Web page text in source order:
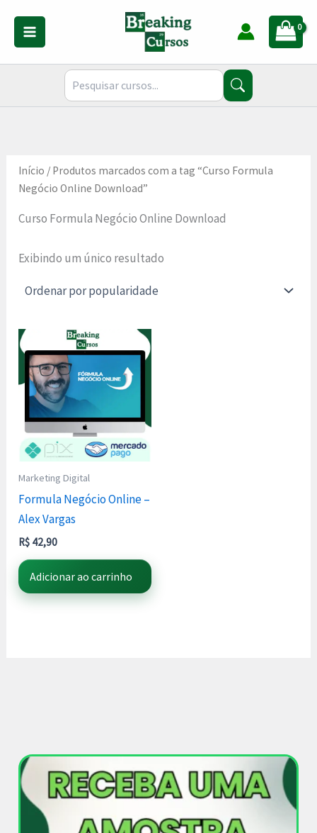
conteúdo
Início / Produtos marcados com a tag “Curso Formula
Negócio Online Download”
Curso Formula Negócio Online Download
Exibindo um único resultado
Marketing Digital
Formula Negócio Online –
Alex Vargas
R$ 42,90
Adicionar ao carrinho